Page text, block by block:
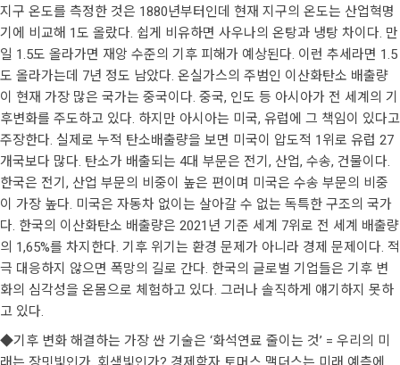
지구 온도를 측정한 것은 1880년부터인데 현재 지구의 온도는 산업혁명
기에 비교해 1도 올랐다. 쉽게 비유하면 사우나의 온탕과 냉탕 차이다. 만
일 1.5도 올라가면 재앙 수준의 기후 피해가 예상된다. 이런 추세라면 1.5
도 올라가는데 7년 정도 남았다. 온실가스의 주범인 이산화탄소 배출량
이 현재 가장 많은 국가는 중국이다. 중국, 인도 등 아시아가 전 세계의 기
후변화를 주도하고 있다. 하지만 아시아는 미국, 유럽에 그 책임이 있다고
주장한다. 실제로 누적 탄소배출량을 보면 미국이 압도적 1위로 유럽 27
개국보다 많다. 탄소가 배출되는 4대 부문은 전기, 산업, 수송, 건물이다.
한국은 전기, 산업 부문의 비중이 높은 편이며 미국은 수송 부문의 비중
이 가장 높다. 미국은 자동차 없이는 살아갈 수 없는 독특한 구조의 국가
다. 한국의 이산화탄소 배출량은 2021년 기준 세계 7위로 전 세계 배출량
의 1,65%를 차지한다. 기후 위기는 환경 문제가 아니라 경제 문제이다. 적
극 대응하지 않으면 폭망의 길로 간다. 한국의 글로벌 기업들은 기후 변
화의 심각성을 온몸으로 체험하고 있다. 그러나 솔직하게 얘기하지 못하
고 있다.
◆기후 변화 해결하는 가장 싼 기술은 ‘화석연료 줄이는 것’ = 우리의 미